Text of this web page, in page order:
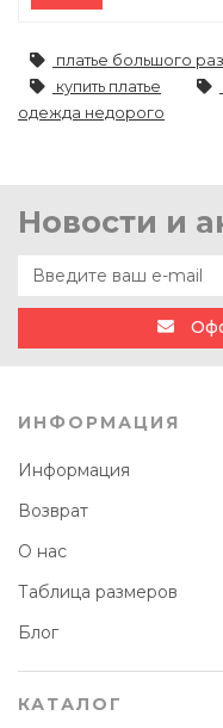
платье большого
купить платье
одежда недорого
Новости и
ИНФОРМАЦИЯ
Информация
Возврат
О нас
Таблица размеров
Блог
КАТАЛОГ